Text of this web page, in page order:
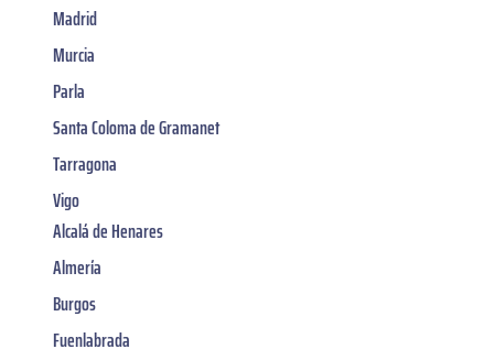
Madrid
Murcia
Parla
Santa Coloma de Gramanet
Tarragona
Vigo
Alcalá de Henares
Almería
Burgos
Fuenlabrada